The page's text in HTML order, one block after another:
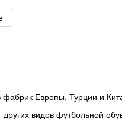
Европы, Турции и
видов футбольной